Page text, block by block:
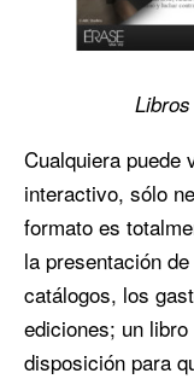
Cualquiera puede
interactivo, sólo
formato es
la presentación
catálogos, los
ediciones; un
disposición para